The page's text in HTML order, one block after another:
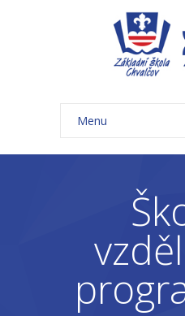
Menu
Úvod
Základní škola
-- Aktuality ZŠ
-- Třídy ZŠ
-- Organizace